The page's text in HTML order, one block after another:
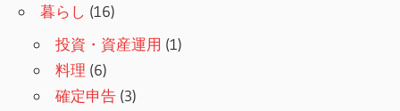
暮らし (16)
投資・資産運用 (1)
料理 (6)
確定申告 (3)